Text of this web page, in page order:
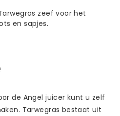
zeef voor het
en sapjes.
de Angel juicer kunt u zelf
Tarwegras bestaat uit